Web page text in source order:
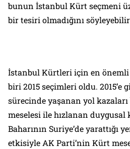
bunun İstanbul Kürt seçmeni
bir tesiri olmadığını
İstanbul Kürtleri için en önemli
biri 2015 seçimleri oldu. 2015’e
sürecinde yaşanan yol
meselesi ile hızlanan duygusal
Baharının Suriye’de yarattığı
etkisiyle AK Parti’nin Kürt